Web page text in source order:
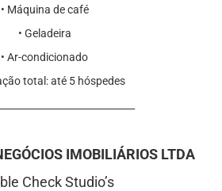
•⁠ Máquina de café
•⁠ Geladeira
•⁠ Ar-condicionado
total: até 5 hóspedes
IMOBILIÁRIOS LTDA
Check Studio’s